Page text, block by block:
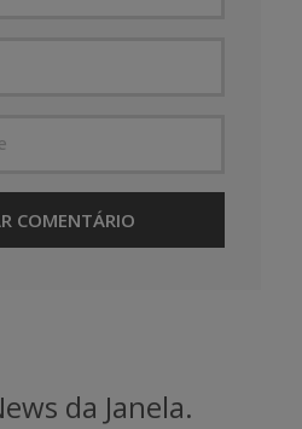
da Janela.